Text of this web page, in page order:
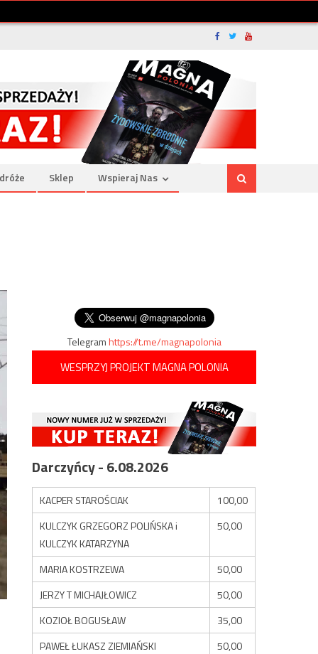
Sklep Wspieraj Nas
Telegramhttps://t.me/magnapolonia
WESPRZYJ PROJEKT MAGNA POLONIA
Darczyńcy - 6.08.2026
KACPER STAROŚCIAK
100,00
KULCZYK GRZEGORZ POLIŃSKA i
KULCZYK KATARZYNA
50,00
MARIA KOSTRZEWA
50,00
JERZY T MICHAJŁOWICZ
50,00
KOZIOŁ BOGUSŁAW
35,00
PAWEŁ ŁUKASZ ZIEMIAŃSKI
50,00